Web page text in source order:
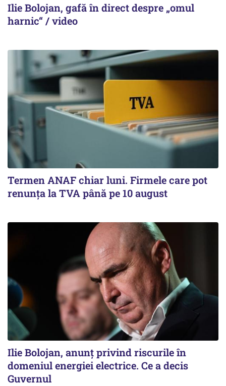
Ilie Bolojan, gafă în direct despre „omul
harnic“ / video
Termen ANAF chiar luni. Firmele care pot
renunța la TVA până pe 10 august
Ilie Bolojan, anunț privind riscurile în
domeniul energiei electrice. Ce a decis
Guvernul